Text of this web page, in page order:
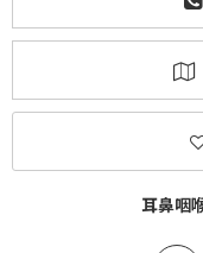
耳鼻咽